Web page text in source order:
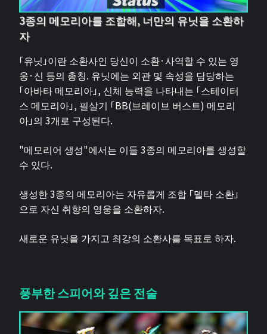
3종의 메모리아를 조합해, 너만의 유닛을 소환하
자
「유닛」이란 소환사인 당신이 소환·사역할 수 있는 영
웅·신 등의 총칭. 유닛에는 외관 및 속성을 담당하는
「아바타 메모리아」, 신체 능력을 나타내는 「스테이터
스 메모리아」, 필살기 「BB(브레이브 버스트) 메모리
아」의 3개로 구성된다.
"메모리어 생성"에서는 이들 3종의 메모리아를 생성할
수 있다.
생성한 3종의 메모리아는 자유롭게 조합 「델타 소환」
으로 자신 취향의 영웅을 소환하자.
새로운 유닛을 가지고 최강의 소환사를 목표로 하자.
풍부한 스피어와 깊은 전술